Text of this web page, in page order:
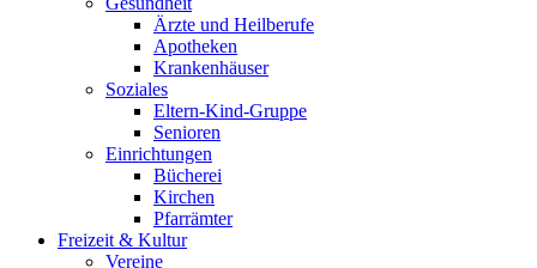
Ärzte und Heilberufe
Apotheken
Krankenhäuser
Soziales
Eltern-Kind-Gruppe
Senioren
Einrichtungen
Bücherei
Kirchen
Pfarrämter
Freizeit & Kultur
Vereine